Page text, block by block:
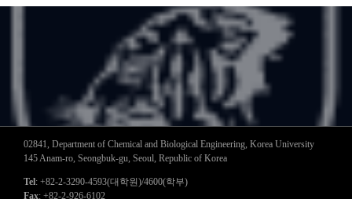
02841, Department of Chemical and Biological Engineering, Korea University
145 Anam-ro, Seongbuk-gu, Seoul, Republic of Korea
Tel: +82-2-3290-4593(대학원)/4600(학부)
Fax: +82-2-926-6102